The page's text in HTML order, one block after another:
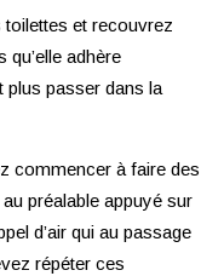
toilettes et recouvrez
adhère
plus passer dans la
commencer à faire des
préalable appuyé sur
d’air qui au passage
répéter ces